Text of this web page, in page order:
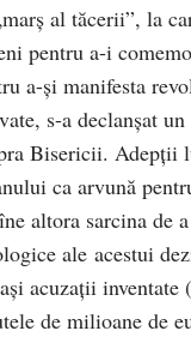
al tăcerii”, la
pentru a-i
a-şi manifesta
s-a declanşat
Bisericii. Adepţii
ca arvună
altora sarcina de
ale acestui
acuzaţii inventate
de milioane de